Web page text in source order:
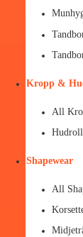
Kropp &
All
Shapewear
All